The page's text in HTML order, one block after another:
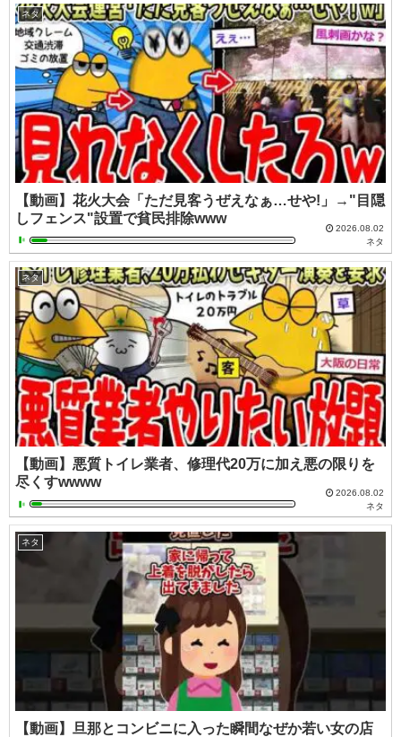
ネタ
【動画】花火大会「ただ見客うぜえなぁ…せや!」→"目隠
しフェンス"設置で貧民排除www
2026.08.02
ネタ
ネタ
【動画】悪質トイレ業者、修理代20万に加え悪の限りを
尽くすwwww
2026.08.02
ネタ
ネタ
【動画】旦那とコンビニに入った瞬間なぜか若い女の店